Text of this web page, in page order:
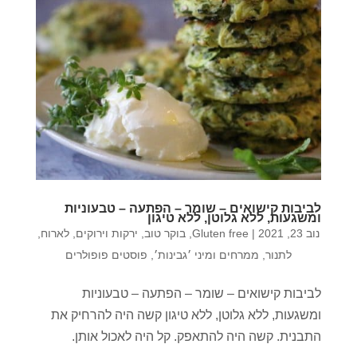
לביבות קישואים – שומר – הפתעה – טבעוניות
ומשגעות, ללא גלוטן, ללא טיגון
נוב 23, 2021 |
Gluten free בוקר טוב ירקות וירוקים לארוח
לתנור ממרחים ומיני ׳גבינות׳ פוסטים פופולרים
לביבות קישואים – שומר – הפתעה – טבעוניות
ומשגעות, ללא גלוטן, ללא טיגון קשה היה להרחיק את
התבנית. קשה היה להתאפק. קל היה לאכול אותן.